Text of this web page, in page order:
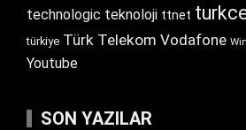
technologic teknoloji ttnet
türkiye Türk Telekom Vodafone
Youtube
SON YAZILAR